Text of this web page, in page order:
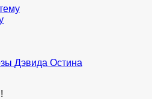
Дэвида Остина